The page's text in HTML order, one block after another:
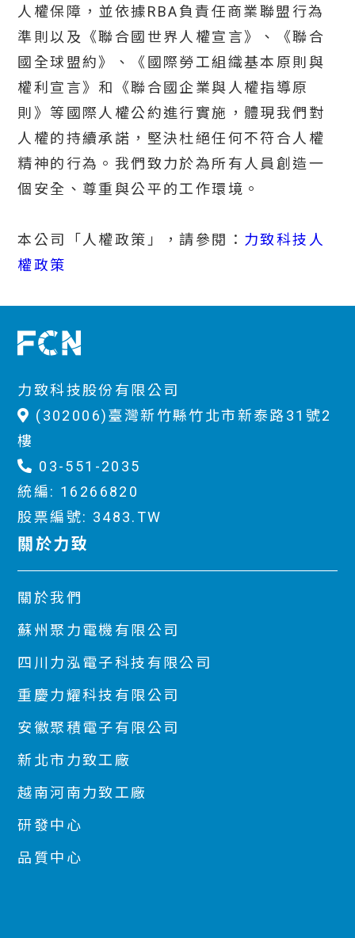
人權保障，並依據RBA負責任商業聯盟行為
準則以及《聯合國世界人權宣言》、《聯合
國全球盟約》、《國際勞工組織基本原則與
權利宣言》和《聯合國企業與人權指導原
則》等國際人權公約進行實施，體現我們對
人權的持續承諾，堅決杜絕任何不符合人權
精神的行為。我們致力於為所有人員創造一
個安全、尊重與公平的工作環境。
本公司「人權政策」，請參閱： 力致科技人
權政策
力致科技股份有限公司
(302006)臺灣新竹縣竹北市新泰路31號2
樓
03-551-2035
統編: 16266820
股票編號: 3483.TW
關於力致
關於我們
蘇州聚力電機有限公司
四川力泓電子科技有限公司
重慶力耀科技有限公司
安徽聚積電子有限公司
新北市力致工廠
越南河南力致工廠
研發中心
品質中心